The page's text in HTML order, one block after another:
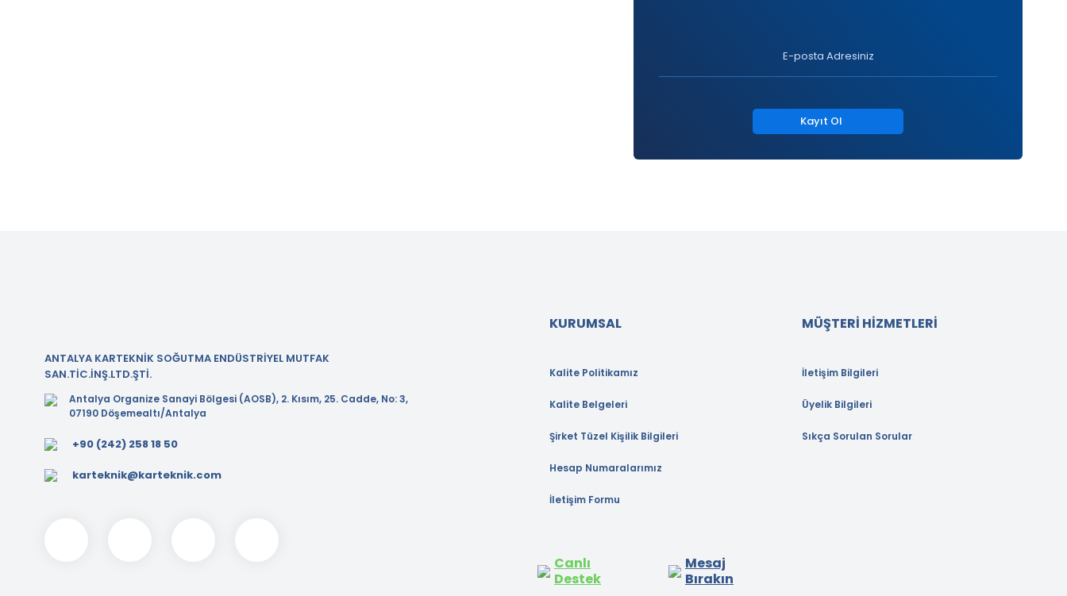
Kayıt Ol
ANTALYA KARTEKNİK SOĞUTMA ENDÜSTRİYEL MUTFAK
SAN.TİC.İNŞ.LTD.ŞTİ.
Antalya Organize Sanayi Bölgesi (AOSB), 2. Kısım, 25. Cadde, No: 3,
07190 Döşemealtı/Antalya
+90 (242) 258 18 50
karteknik@karteknik.com
KURUMSAL
Kalite Politikamız
Kalite Belgeleri
Şirket Tüzel Kişilik Bilgileri
Hesap Numaralarımız
İletişim Formu
MÜŞTERİ HİZMETLERİ
İletişim Bilgileri
Üyelik Bilgileri
Sıkça Sorulan Sorular
Canlı
Destek
Mesaj
Bırakın